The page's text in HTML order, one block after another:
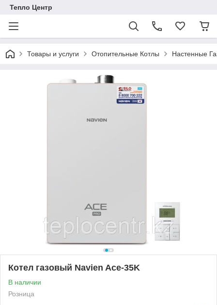
Тепло Центр
Товары и услуги Отопительные Котлы Настенные
Котел газовый Navien Ace-35K
В наличии
Розница